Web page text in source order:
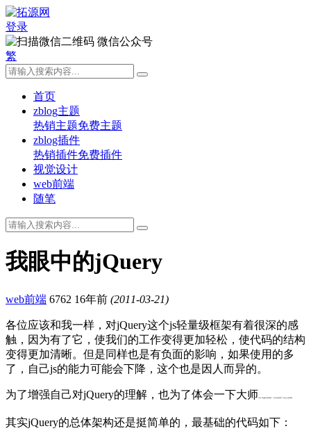
登录
微信公众号
繁
首页
zblog主题
热销主题免费主题
zblog插件
热销插件免费插件
视觉设计
web前端
随笔
我眼中的jQuery
web前端 6762 16年前 (2011-03-21)
各位应该和我一样，对jQuery这个js轻量级框架有着很深的感
触，因为有了它，使我们的工作变得更加轻松，使代码的结构
变得更加清晰。但是同样也是有负面的影响，如果使用的多
了，自己js的能力可能会下降，这个也是因人而异的。
为了增强自己对jQuery的理解，也为了体会一下大师
其实jQuery的总体架构还是挺简单的，最基础的代码如下：